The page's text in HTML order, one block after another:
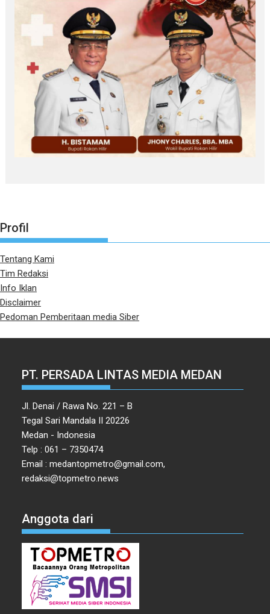
Profil
Tentang Kami
Tim Redaksi
Info Iklan
Disclaimer
Pedoman Pemberitaan media Siber
PT. PERSADA LINTAS MEDIA MEDAN
Jl. Denai / Rawa No. 221 – B
Tegal Sari Mandala II 20226
Medan - Indonesia
Telp : 061 – 7350474
Email : medantopmetro@gmail.com,
redaksi@topmetro.news
Anggota dari